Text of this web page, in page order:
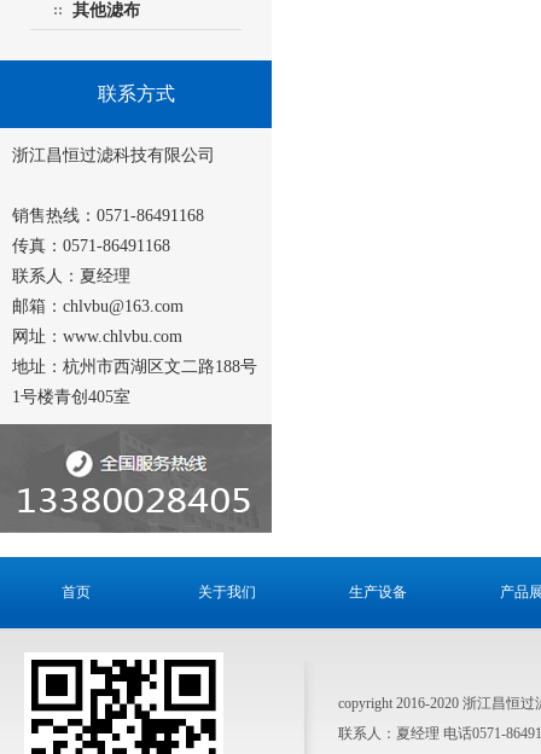
其他滤布
联系方式
浙江昌恒过滤科技有限公司
销售热线：0571-86491168
传真：0571-86491168
联系人：夏经理
邮箱：chlvbu@163.com
网址：www.chlvbu.com
地址：杭州市西湖区文二路188号
1号楼青创405室
首页 关于我们 生产设备 产品
copyright 2016-2020 浙江昌恒
联系人：夏经理 电话0571-